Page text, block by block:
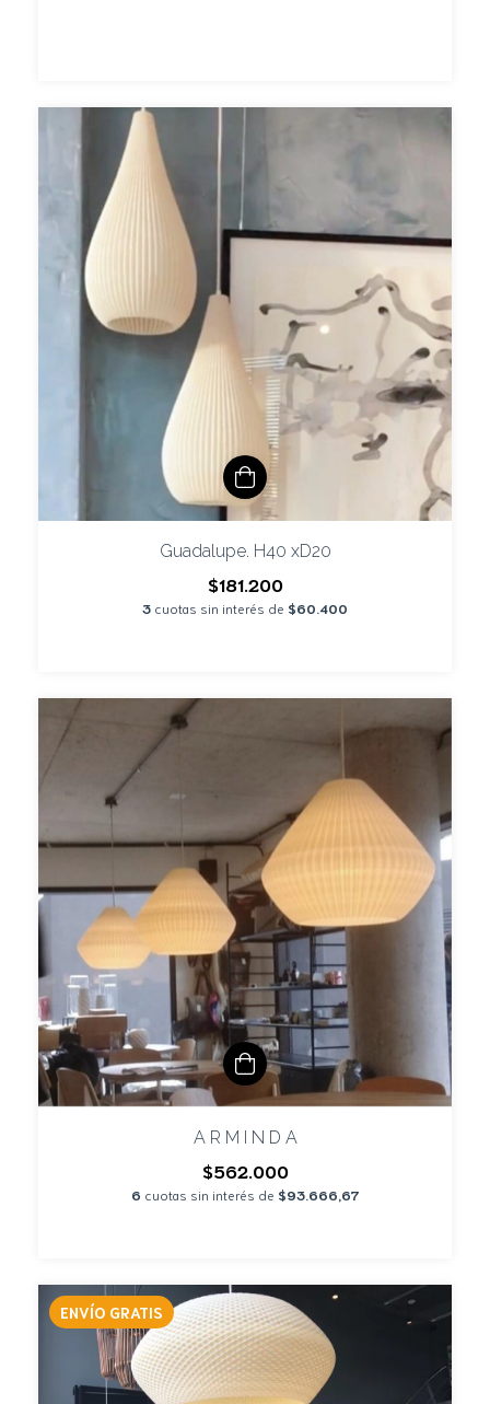
Guadalupe. H40 xD20
$181.200
3 cuotas sin interés de $60.400
A R M I N D A
$562.000
6 cuotas sin interés de $93.666,67
ENVÍO GRATIS